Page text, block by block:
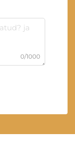
0/1000